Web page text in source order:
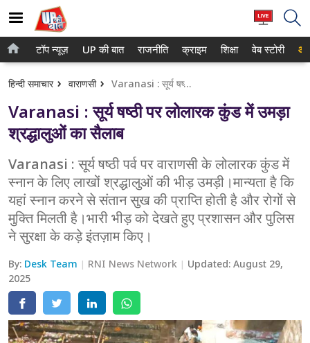
होम
टॉप न्यूज़
UP की बात
क्राइम
शिक्षा
वेब स्टोरी
टॉप न्यूज़ UP की बात राजनीति क्राइम शिक्षा वेब स्टोरी
हिन्दी समाचार वाराणसी Varanasi : सूर्य षष्ठी पर लोलारक कुंड में उमड़ा श्रद्धालुओं का सैलाब
Varanasi : सूर्य षष्ठी पर लोलारक कुंड में उमड़ा
श्रद्धालुओं का सैलाब
Varanasi : सूर्य षष्ठी पर्व पर वाराणसी के लोलारक कुंड में
स्नान के लिए लाखों श्रद्धालुओं की भीड़ उमड़ी।मान्यता है कि
यहां स्नान करने से संतान सुख की प्राप्ति होती है और रोगों से
मुक्ति मिलती है।भारी भीड़ को देखते हुए प्रशासन और पुलिस
ने सुरक्षा के कड़े इंतज़ाम किए।
By: Desk Team RNI News Network Updated:August 29,
2025
गाजियाबाद
लखनऊ
वाराणसी
आगरा
अयोध्या
अलीगढ़
मथुरा
मेरठ